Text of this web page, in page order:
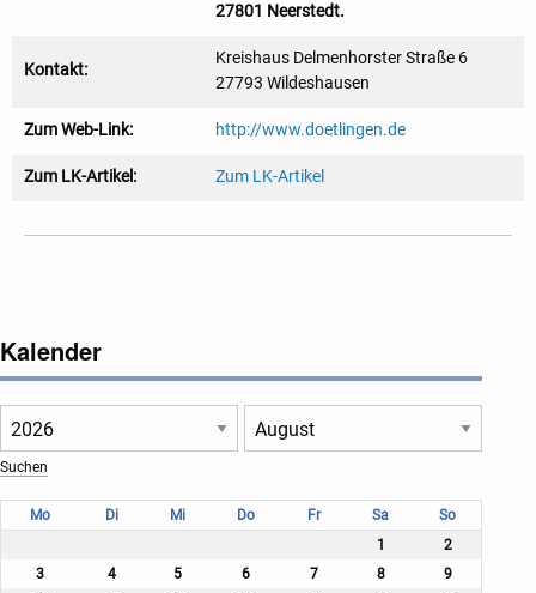
27801 Neerstedt.
Kontakt:
Kreishaus Delmenhorster Straße 6
27793 Wildeshausen
Zum Web-Link: http://www.doetlingen.de
Zum LK-Artikel: Zum LK-Artikel
Kalender
Mo Di Mi Do Fr Sa
So
1
2
3
4 5 6 7 8
9